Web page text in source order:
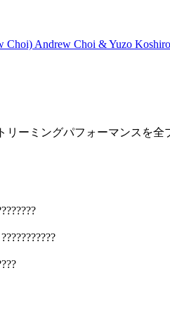
Choi) Andrew Choi & Yuzo Koshiro
ーミングパフォーマンスを全
???????????